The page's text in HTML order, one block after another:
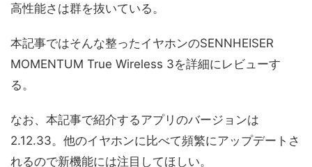
高性能さは群を抜いている。
本記事ではそんな整ったイヤホンのSENNHEISER
MOMENTUM True Wireless 3を詳細にレビューす
る。
なお、本記事で紹介するアプリのバージョンは
2.12.33。他のイヤホンに比べて頻繁にアップデートさ
れるので新機能には注目してほしい。